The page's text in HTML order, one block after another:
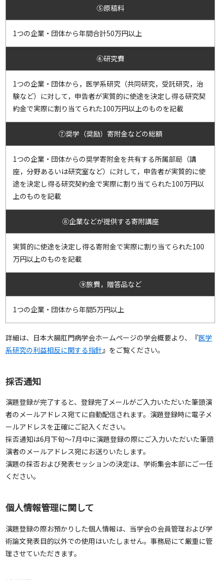
⑤原稿料
1つの企業・団体から年間合計50万円以上
⑥研究費
1つの企業・団体から，医学系研究（共同研究，受託研究，治
験など）に対して，申告者が実質的に使途を決定し得る研究契
約金で実際に割り当てられた100万円以上のものを記載
⑦奨学（奨励）寄附金などの総額
1つの企業・団体からの奨学寄附金を共有する所属部局（講
座，分野あるいは研究室など）に対して，申告者が実質的に使
途を決定し得る研究契約金で実際に割り当てられた100万円以
上のものを記載
⑧企業などが提供する寄附講座
実質的に使途を決定し得る寄附金で実際に割り当てられた100
万円以上のものを記載
⑨旅費，贈答品など
1つの企業・団体から年間5万円以上
詳細は、日本大腸肛門病学会ホームページの学会概要より、『医学
系研究の利益相反に関する指針』をご覧ください。
採否通知
演題登録が完了すると、登録完了メールがご入力いただいた筆頭演
者のメールアドレス宛てに自動配信されます。演題登録時に電子メ
ールアドレスを正確にご記入ください。
採否通知は6月下旬～7月中に演題登録の際にご入力いただいた筆頭
演者のメールアドレス宛にお送りいたします。
演題の採否および発表セッションの決定は、学術集会本部にご一任
ください。
個人情報管理に関して
演題登録の際お預かりした個人情報は、当学会の会員管理および学
術論文発表目的以外での使用はいたしません。事務局にて厳重に管
理させていただきます。